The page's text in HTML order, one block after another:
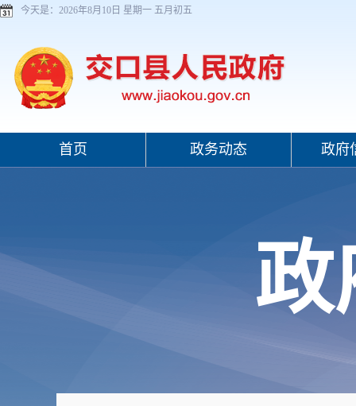
今天是： 2026年8月10日 星期一 五月初五
首页 政务动态 政府
政